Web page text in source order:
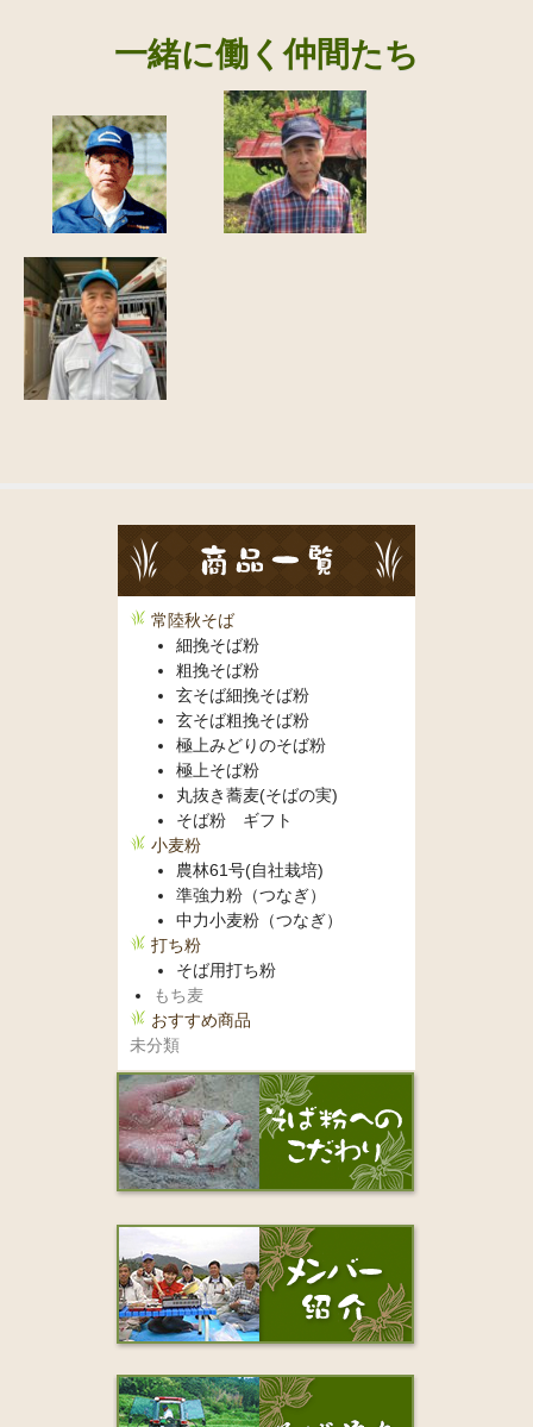
一緒に働く仲間たち
常陸秋そば
細挽そば粉
粗挽そば粉
玄そば細挽そば粉
玄そば粗挽そば粉
極上みどりのそば粉
極上そば粉
丸抜き蕎麦(そばの実)
そば粉 ギフト
小麦粉
農林61号(自社栽培)
準強力粉（つなぎ）
中力小麦粉（つなぎ）
打ち粉
そば用打ち粉
もち麦
おすすめ商品
未分類